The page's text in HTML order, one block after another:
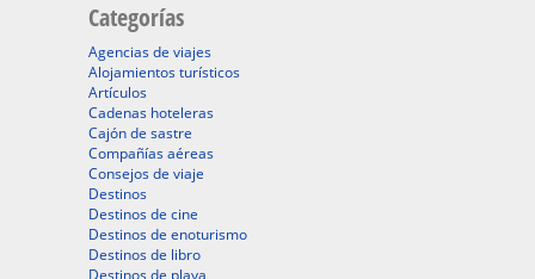
Categorías
Agencias de viajes
Alojamientos turísticos
Artículos
Cadenas hoteleras
Cajón de sastre
Compañías aéreas
Consejos de viaje
Destinos
Destinos de cine
Destinos de enoturismo
Destinos de libro
Destinos de playa